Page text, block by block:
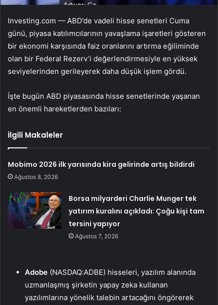
Investing.com — ABD’de vadeli hisse senetleri Cuma
günü, piyasa katılımcılarının yavaşlama işaretleri gösteren
bir ekonomi karşısında faiz oranlarını artırma eğiliminde
olan bir Federal Rezerv’i değerlendirmesiyle en yüksek
seviyelerinden gerileyerek daha düşük işlem gördü.
İşte bugün ABD piyasasında hisse senetlerinde yaşanan
en önemli hareketlerden bazıları:
İlgili Makaleler
Mobimo 2026 ilk yarısında kira gelirinde artış bildirdi
Ağustos 8, 2026
Borsa milyarderi Charlie Munger tek
yatırım kuralını açıkladı: Çoğu kişi tam
tersini yapıyor
Ağustos 7, 2026
Adobe (NASDAQ:ADBE) hisseleri, yazılım alanında
uzmanlaşmış şirketin yapay zeka kullanan
yazılımlarına yönelik talebin artacağını öngörerek